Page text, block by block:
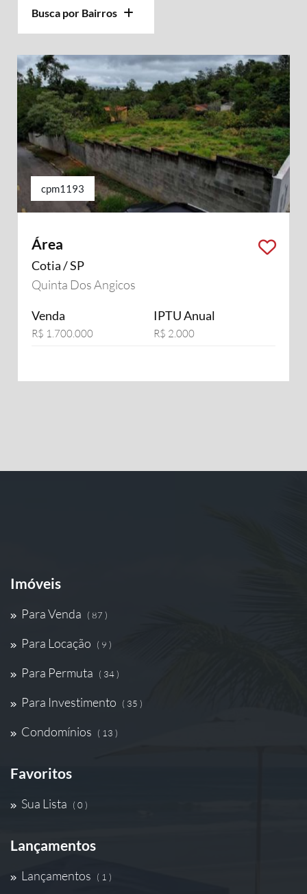
Busca por Bairros
cpm1193
Área
Cotia / SP
Quinta Dos Angicos
Venda
R$ 1.700.000
IPTU Anual
R$ 2.000
Imóveis
Para Venda ( 87 )
Para Locação ( 9 )
Para Permuta ( 34 )
Para Investimento ( 35 )
Condomínios ( 13 )
Favoritos
Sua Lista ( 0 )
Lançamentos
Lançamentos ( 1 )